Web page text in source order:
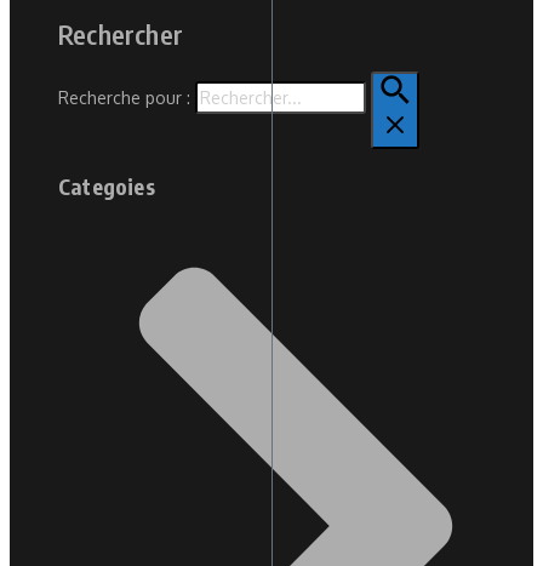
Rechercher
Recherche pour :
Categoies